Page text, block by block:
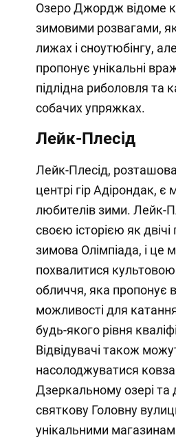
Озеро Джордж відоме
зимовими розвагами,
лижах і сноутюбінгу,
пропонує унікальні
підлідна риболовля та
собачих упряжках.
Лейк-Плесід
Лейк-Плесід,
центрі гір Адірондак, є
любителів зими. Лейк-
своєю історією як
зимова Олімпіада, і це
похвалитися
обличчя, яка пропонує
можливості для
будь-якого рівня
Відвідувачі також
насолоджуватися
Дзеркальному озері та
святкову Головну
унікальними